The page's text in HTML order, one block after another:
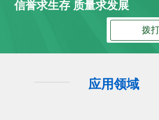
信誉求生存 质量求发展
拨
应用领域